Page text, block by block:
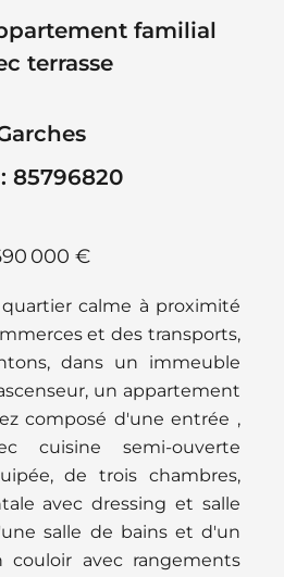
familial
terrasse
85796820
000 €
calme à proximité
et des transports,
dans un immeuble
un appartement
composé d'une entrée ,
cuisine semi-ouverte
de trois chambres,
avec dressing et salle
salle de bains et d'un
avec rangements